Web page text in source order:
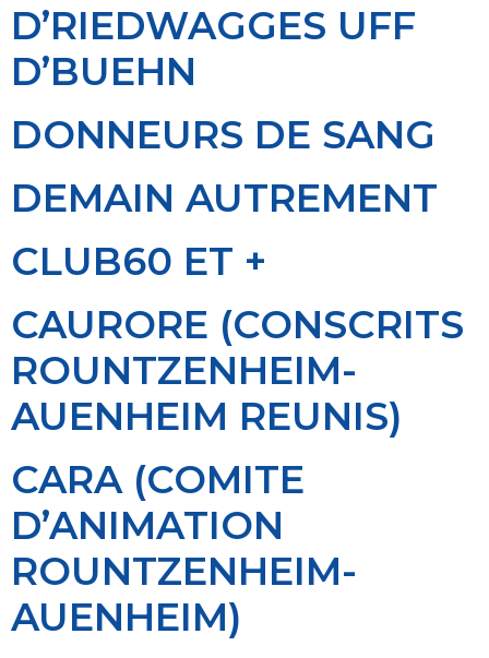
D’RIEDWAGGES UFF
D’BUEHN
DONNEURS DE SANG
DEMAIN AUTREMENT
CLUB60 ET +
CAURORE (CONSCRITS
ROUNTZENHEIM-
AUENHEIM REUNIS)
CARA (COMITE
D’ANIMATION
ROUNTZENHEIM-
AUENHEIM)